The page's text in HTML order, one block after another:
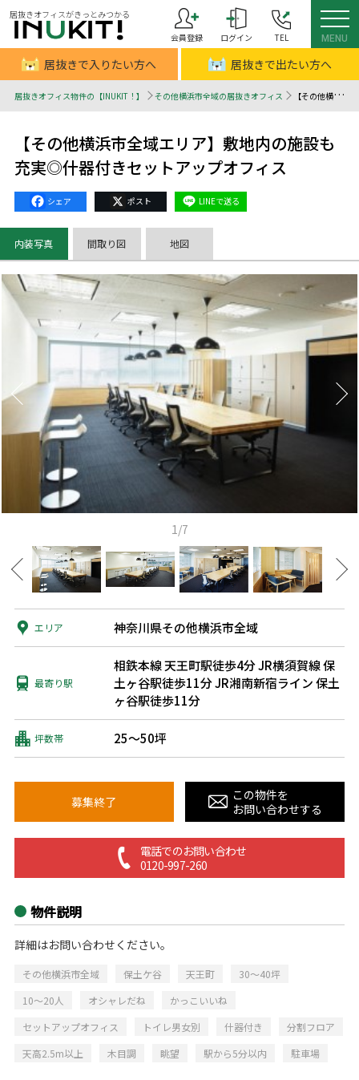
居抜きオフィスがきっとみつかる
会員登録
ログイン TEL MENU
居抜きで入りたい方へ 居抜きで出たい方へ
居抜きオフィス物件の【INUKIT！】 その他横浜市全域の居抜きオフィス 【その他横浜市全域エリア】敷地内の施設も充実◎什器付きセットアップオフィス - 居抜きオフィスはINUKIT！（イヌキット）
【その他横浜市全域エリア】敷地内の施設も
充実◎什器付きセットアップオフィス
Facebook
X Line
内装写真 間取り図 地図
1/7
エリア 神奈川県その他横浜市全域
最寄り駅
相鉄本線 天王町駅徒歩4分JR横須賀線 保
土ヶ谷駅徒歩11分JR湘南新宿ライン 保土
ヶ谷駅徒歩11分
坪数帯 25～50坪
募集終了
この物件を
お問い合わせする
電話でのお問い合わせ
0120-997-260
物件説明
詳細はお問い合わせください。
その他横浜市全域 保土ケ谷 天王町
30～40坪
10～20人
オシャレだね
かっこいいね
セットアップオフィス
トイレ男女別 什器付き
分割フロア
天高2.5m以上
木目調 眺望 駅から5分以内 駐車場